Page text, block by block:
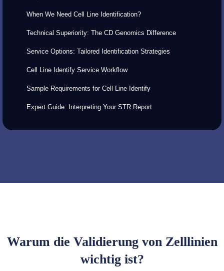
When We Need Cell Line Identification?
Technical Superiority: The CD Genomics Difference
Service Options: Tailored Identification Strategies
Cell Line Identify Service Workflow
Sample Requirements for Cell Line Identify
Expert Guide: Interpreting Your STR Report
Warum die Validierung von Zelllinien
wichtig ist?